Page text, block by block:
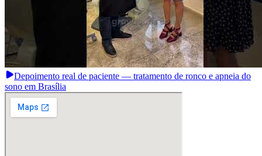
Depoimento real de paciente — tratamento de ronco e apneia do
sono em Brasília